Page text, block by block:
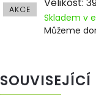
AKCE
Skladem v
Můžeme
SOUVISEJÍCÍ